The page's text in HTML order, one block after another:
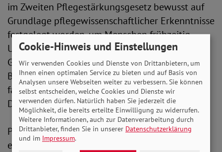
im Zweiten Pflegestärkungsgesetz bewusst auf
Grundlage pflegewissenschaftlicher Erkenntnisse
festgelegt worden, um Menschen frühzeitig
Unterstützung zu ermöglichen. „Wer diese
Grenzen jetzt anhebt, entzieht vielen
Betroffenen notwendige Hilfe – nicht aus
fachlichen Gründen, sondern aus Sparzwängen.
Das ist sozialpolitisch brandgefährlich.“
Positiv bewertet der SoVD die Diskussion über
eine stärkere Beteiligung hoher Einkommen an
Cookie-Hinweis und Einstellungen
Wir verwenden Cookies und Dienste von Drittanbietern, um
Ihnen einen optimalen Service zu bieten und auf Basis von
Analysen unsere Webseiten weiter zu verbessern. Sie können
selbst entscheiden, welche Cookies und Dienste wir
verwenden dürfen. Natürlich haben Sie jederzeit die
Möglichkeit, die bereits erteilte Einwilligung zu widerrufen.
Weitere Informationen, auch zur Datenverarbeitung durch
Drittanbieter, finden Sie in unserer Datenschutzerklärung
und im Impressum.